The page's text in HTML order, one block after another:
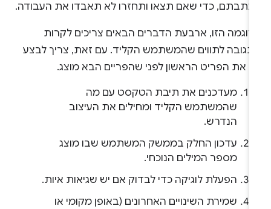
כדי שאם תצאו ותחזרו לא תאבדו את העבודה.
הזו, ארבעת הדברים הבאים צריכים לקרות
לתווים שהמשתמש הקליד. עם זאת, צריך לבצע
את הפריט הראשון לפני שהפריים הבא מוצג.
מעדכנים את תיבת הטקסט עם מה
שהמשתמש הקליד ומחילים את העיצוב
הנדרש.
עדכון החלק בממשק המשתמש שבו מוצג
מספר המילים הנוכחי.
הפעלת לוגיקה כדי לבדוק אם יש שגיאות איות.
שמירת השינויים האחרונים (באופן מקומי או